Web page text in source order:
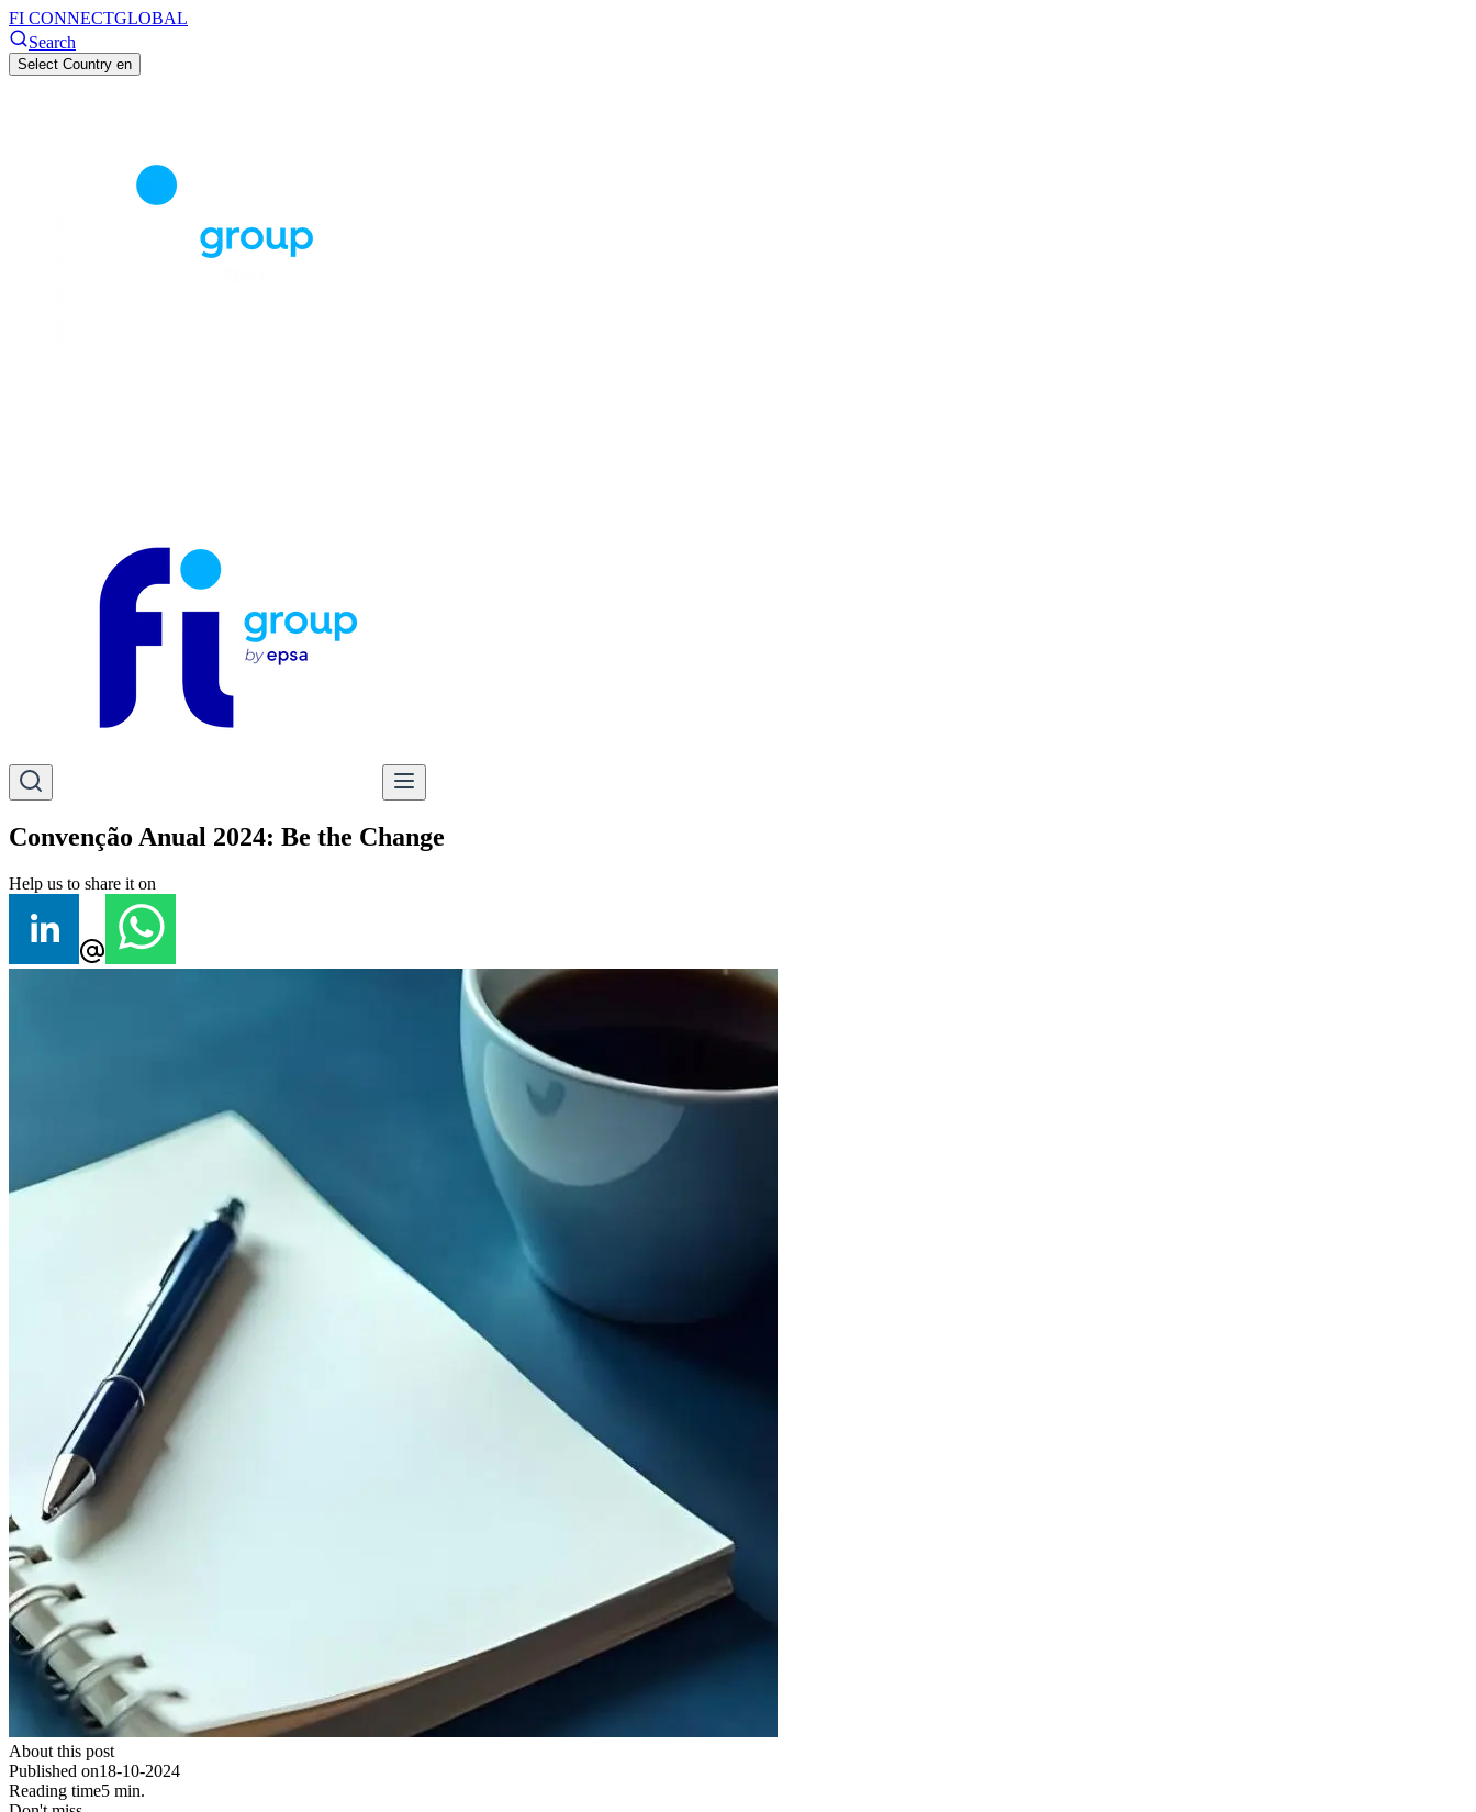
FI CONNECTGLOBAL
Search
Select Country en
Convenção Anual 2024: Be the Change
Help us to share it on
About this post
Published on18-10-2024
Reading time5 min.